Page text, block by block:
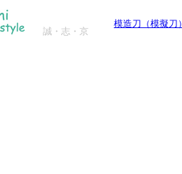
誠・志・京
模造刀（模擬刀